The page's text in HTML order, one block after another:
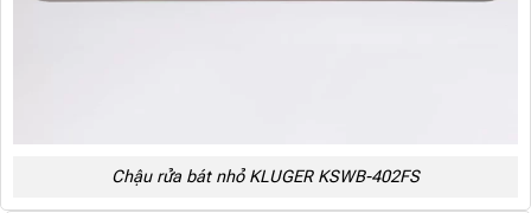
Chậu rửa bát nhỏ KLUGER KSWB-402FS